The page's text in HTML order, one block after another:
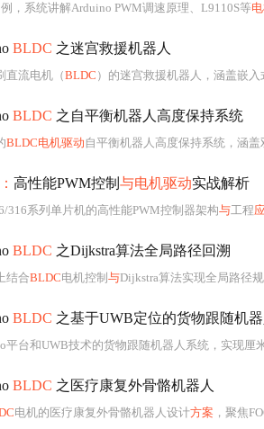
，系统讲解Arduino PWM调速原理、L9110S等
BLDC 之迷宫救援机器人
直流电机（BLDC ）的迷宫救援机器人，涵盖嵌入式控制、传感器融合、路径规划算法及电
BLDC 之自平衡机器人高度保持系统
BLDC电机驱动 自平衡机器人高度保持系统，涵
： 高性能PWM控制 与电机驱动实战解析
316系列单片机的高性能PWM控制器架构与工程
BLDC 之Dijkstra算法全局路径回溯
结合BLDC电机控制 与Dijkstra算法实现全局路径
BLDC 之基于UWB定位的货物跟随机
平台和UWB技术的货物跟随机器人系统，实现厘
BLDC 之医疗康复外骨骼机器人
电机的医疗康复外骨骼机器人设计方案 ，聚焦FOC力矩控制、多模态意图识别（sEMG/